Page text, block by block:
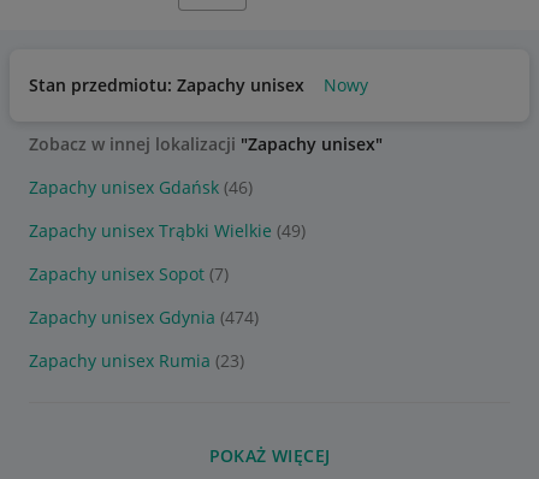
Stan przedmiotu: Zapachy unisex Nowy
Zobacz w innej lokalizacji "Zapachy unisex"
Zapachy unisex Gdańsk (46)
Zapachy unisex Trąbki Wielkie (49)
Zapachy unisex Sopot (7)
Zapachy unisex Gdynia (474)
Zapachy unisex Rumia (23)
POKAŻ WIĘCEJ